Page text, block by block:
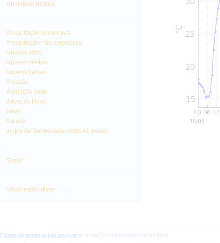
Humidade relativa
Precipitação convectiva
Precipitação não-convectiva
Nuvens altas
Nuvens médias
Nuvens baixas
Pressão
Radiação solar
Altura de Neve
Neve
Rajada
Índice de Tempestade (SWEAT Index)
SkewT
Notas explicativas
Estado do tempo actual em Aveiro - Estação meteorológica automática